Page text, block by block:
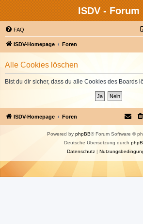
ISDV - Forum
FAQ
ISDV-Homepage Foren
Alle Cookies löschen
Bist du dir sicher, dass du alle Cookies des Boards
ISDV-Homepage Foren
Powered by phpBB® Forum Software ©
Deutsche Übersetzung durch
Datenschutz|